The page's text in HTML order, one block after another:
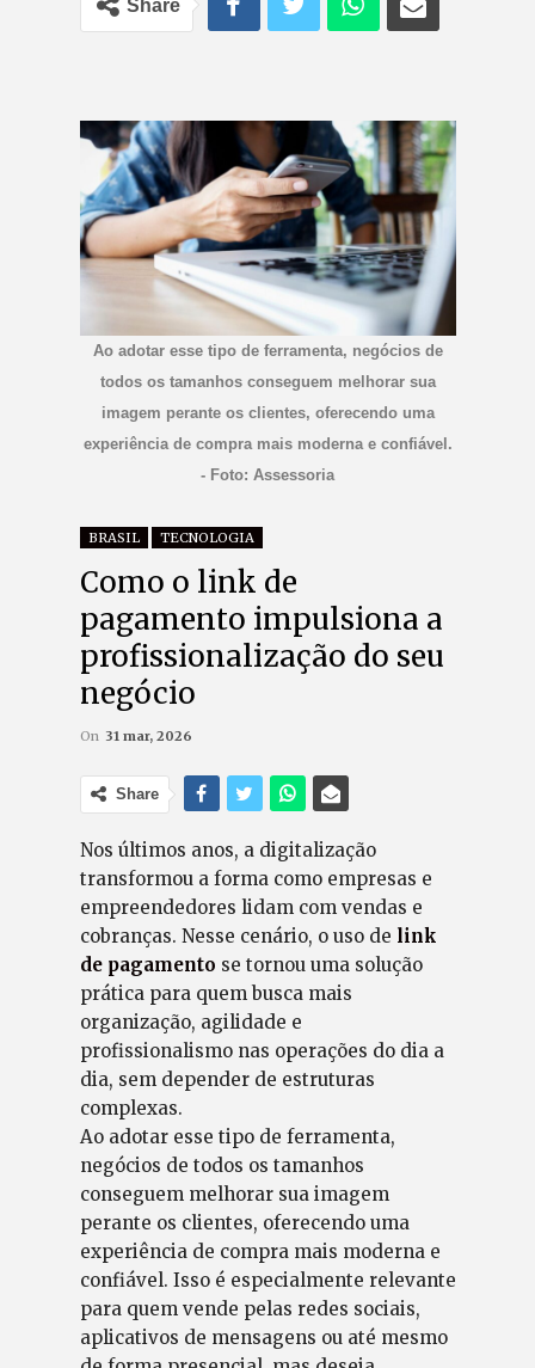
Share
Ao adotar esse tipo de ferramenta, negócios de
todos os tamanhos conseguem melhorar sua
imagem perante os clientes, oferecendo uma
experiência de compra mais moderna e confiável.
- Foto: Assessoria
BRASIL TECNOLOGIA
Como o link de
pagamento impulsiona a
profissionalização do seu
negócio
On 31 mar, 2026
Share
Nos últimos anos, a digitalização
transformou a forma como empresas e
empreendedores lidam com vendas e
cobranças. Nesse cenário, o uso de link
de pagamento se tornou uma solução
prática para quem busca mais
organização, agilidade e
profissionalismo nas operações do dia a
dia, sem depender de estruturas
complexas.
Ao adotar esse tipo de ferramenta,
negócios de todos os tamanhos
conseguem melhorar sua imagem
perante os clientes, oferecendo uma
experiência de compra mais moderna e
confiável. Isso é especialmente relevante
para quem vende pelas redes sociais,
aplicativos de mensagens ou até mesmo